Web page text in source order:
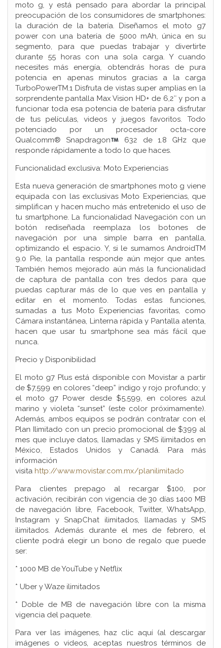
moto g, y está pensado para abordar la principal
preocupación de los consumidores de smartphones:
la duración de la batería. Diseñamos el moto g7
power con una batería de 5000 mAh, única en su
segmento, para que puedas trabajar y divertirte
durante 55 horas con una sola carga. Y cuando
necesites más energía, obtendrás horas de pura
potencia en apenas minutos gracias a la carga
TurboPowerTM.1 Disfruta de vistas super amplias en la
sorprendente pantalla Max Vision HD+ de 6,2″ y pon a
funcionar toda esa potencia de batería para disfrutar
de tus películas, videos y juegos favoritos. Todo
potenciado por un procesador octa-core
Qualcomm® Snapdragon
632 de 1.8 GHz que
responde rápidamente a todo lo que haces.
Funcionalidad exclusiva: Moto Experiencias
Esta nueva generación de smartphones moto g viene
equipada con las exclusivas Moto Experiencias, que
simplifican y hacen mucho más entretenido el uso de
tu smartphone. La funcionalidad Navegación con un
botón rediseñada reemplaza los botones de
navegación por una simple barra en pantalla,
optimizando el espacio. Y, si le sumamos AndroidTM
9.0 Pie, la pantalla responde aún mejor que antes.
También hemos mejorado aún más la funcionalidad
de captura de pantalla con tres dedos para que
puedas capturar más de lo que ves en pantalla y
editar en el momento. Todas estas funciones,
sumadas a tus Moto Experiencias favoritas, como
Cámara instantánea, Linterna rápida y Pantalla atenta,
hacen que usar tu smartphone sea más fácil que
nunca.
Precio y Disponibilidad
El moto g7 Plus está disponible con Movistar a partir
de $7,599 en colores “deep” indigo y rojo profundo; y
el moto g7 Power desde $5,599, en colores azul
marino y violeta “sunset” (este color próximamente).
Además, ambos equipos se podrán contratar con el
Plan Ilimitado con un precio promocional de $399 al
mes que incluye datos, llamadas y SMS ilimitados en
México, Estados Unidos y Canadá. Para más
información
visita http://www.movistar.com.mx/planilimitado
Para clientes prepago al recargar $100, por
activación, recibirán con vigencia de 30 días 1400 MB
de navegación libre, Facebook, Twitter, WhatsApp,
Instagram y SnapChat ilimitados, llamadas y SMS
ilimitados. Además durante el mes de febrero, el
cliente podrá elegir un bono de regalo que puede
ser:
* 1000 MB de YouTube y Netflix
* Uber y Waze ilimitados
* Doble de MB de navegación libre con la misma
vigencia del paquete.
Para ver las imágenes, haz clic aquí (al descargar
imágenes o videos, aceptas nuestros términos de